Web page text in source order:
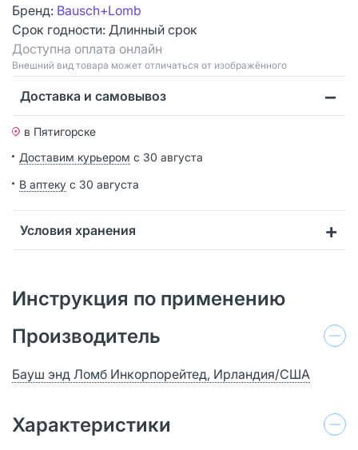
Бренд: Bausch+Lomb
Срок годности: Длинный срок
Доступна оплата онлайн
Bнешний вид товара может отличаться от изображённого
Доставка и самовывоз
в Пятигорске
Доставим курьером с 30 августа
В аптеку с 30 августа
Условия хранения
Инструкция по применению
Производитель
Бауш энд Ломб Инкорпорейтед, Ирландия/США
Характеристики